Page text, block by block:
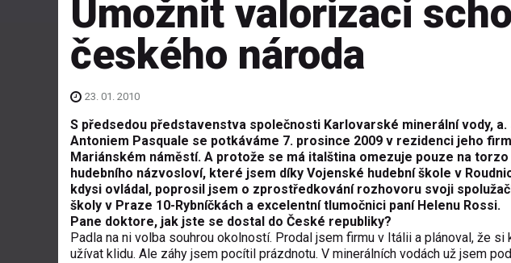
Umožnit valorizaci
českého národa
23. 01. 2010
S předsedou představenstva společnosti Karlovarské minerální vody,
Antoniem Pasquale se potkáváme 7. prosince 2009 v rezidenci jeho
Mariánském náměstí. A protože se má italština omezuje pouze na
hudebního názvosloví, které jsem díky Vojenské hudební škole v
kdysi ovládal, poprosil jsem o zprostředkování rozhovoru svoji
školy v Praze 10-Rybníčkách a excelentní tlumočnici paní Helenu Rossi.
Pane doktore, jak jste se dostal do České republiky?
Padla na ni volba souhrou okolností. Prodal jsem firmu v Itálii a plánoval, že si
užívat klidu. Ale záhy jsem pocítil prázdnotu. V minerálních vodách už jsem